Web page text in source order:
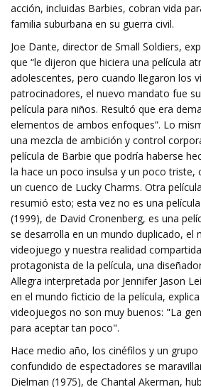
acción, incluidas Barbies, cobran vida
familia suburbana en su guerra civil.
Joe Dante, director de Small Soldiers,
que “le dijeron que hiciera una película
adolescentes, pero cuando llegaron los
patrocinadores, el nuevo mandato fue
película para niños. Resultó que era
elementos de ambos enfoques”. Lo
una mezcla de ambición y control
película de Barbie que podría haberse
la hace un poco insulsa y un poco
un cuenco de Lucky Charms. Otra
resumió esto; esta vez no es una
(1999), de David Cronenberg, es una
se desarrolla en un mundo duplicado, el
videojuego y nuestra realidad
protagonista de la película, una
Allegra interpretada por Jennifer Jason
en el mundo ficticio de la película,
videojuegos no son muy buenos: "La
para aceptar tan poco".
Hace medio año, los cinéfilos y un
confundido de espectadores se
Dielman (1975), de Chantal Akerman,